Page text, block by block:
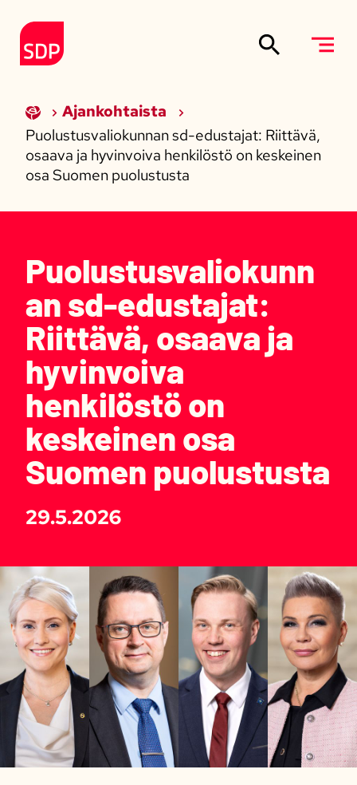
Etusivulle
Ajankohtaista
Puolustusvaliokunnan sd-edustajat: Riittävä,
osaava ja hyvinvoiva henkilöstö on keskeinen
osa Suomen puolustusta
Puolustusvaliokunn
an sd-edustajat:
Riittävä, osaava ja
hyvinvoiva
henkilöstö on
keskeinen osa
Suomen puolustusta
29.5.2026